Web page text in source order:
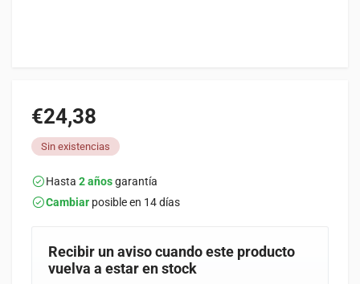
€24,38
Sin existencias
Hasta 2 añosgarantía
Cambiar posible en 14 días
Recibir un aviso cuando este producto
vuelva a estar en stock